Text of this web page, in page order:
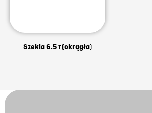
Szekla 6.5 t (okrągła)